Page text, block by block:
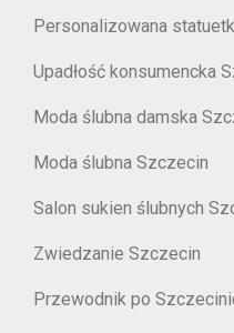
Personalizowana
Upadłość konsumencka
Moda ślubna damska
Moda ślubna Szczecin
Salon sukien ślubnych
Zwiedzanie Szczecin
Przewodnik po